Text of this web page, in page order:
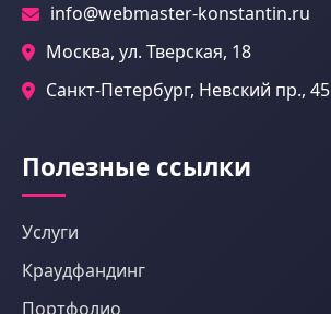
info@webmaster-konstantin.ru
Москва, ул. Тверская, 18
Санкт-Петербург, Невский пр., 45
Полезные ссылки
Услуги
Краудфандинг
Портфолио